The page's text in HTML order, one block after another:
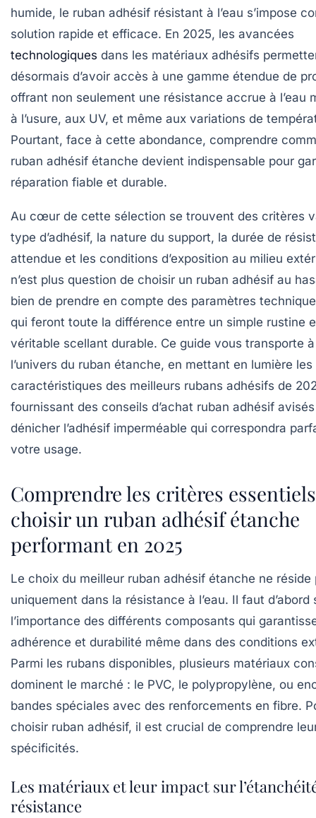
humide, le ruban adhésif résistant à l’eau s’impose
solution rapide et efficace. En 2025, les avancées
technologiques dans les matériaux adhésifs
désormais d’avoir accès à une gamme étendue de
offrant non seulement une résistance accrue à l’eau
à l’usure, aux UV, et même aux variations de
Pourtant, face à cette abondance, comprendre
ruban adhésif étanche devient indispensable pour
réparation fiable et durable.
Au cœur de cette sélection se trouvent des critères
type d’adhésif, la nature du support, la durée de
attendue et les conditions d’exposition au milieu
n’est plus question de choisir un ruban adhésif au
bien de prendre en compte des paramètres
qui feront toute la différence entre un simple rustine
véritable scellant durable. Ce guide vous transporte
l’univers du ruban étanche, en mettant en lumière les
caractéristiques des meilleurs rubans adhésifs de
fournissant des conseils d’achat ruban adhésif
dénicher l’adhésif imperméable qui correspondra
votre usage.
Comprendre les critères
choisir un ruban adhésif étanche
performant en 2025
Le choix du meilleur ruban adhésif étanche ne réside
uniquement dans la résistance à l’eau. Il faut d’abord
l’importance des différents composants qui
adhérence et durabilité même dans des conditions
Parmi les rubans disponibles, plusieurs matériaux
dominent le marché : le PVC, le polypropylène, ou
bandes spéciales avec des renforcements en fibre.
choisir ruban adhésif, il est crucial de comprendre
spécificités.
Les matériaux et leur impact sur
résistance